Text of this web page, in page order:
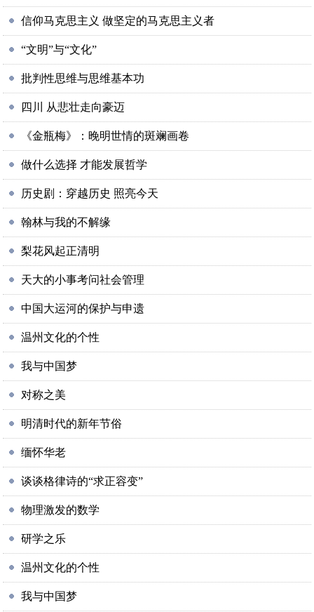
信仰马克思主义 做坚定的马克思主义者
“文明”与“文化”
批判性思维与思维基本功
四川 从悲壮走向豪迈
《金瓶梅》：晚明世情的斑斓画卷
做什么选择 才能发展哲学
历史剧：穿越历史 照亮今天
翰林与我的不解缘
梨花风起正清明
天大的小事考问社会管理
中国大运河的保护与申遗
温州文化的个性
我与中国梦
对称之美
明清时代的新年节俗
缅怀华老
谈谈格律诗的“求正容变”
物理激发的数学
研学之乐
温州文化的个性
我与中国梦